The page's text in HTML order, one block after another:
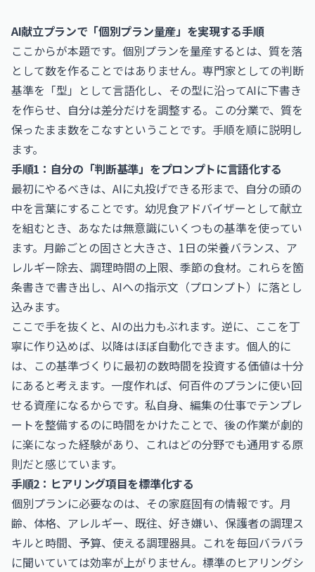
AI献立プランで「個別プラン量産」を実現する手順
ここからが本題です。個別プランを量産するとは、質を落
として数を作ることではありません。専門家としての判断
基準を「型」として言語化し、その型に沿ってAIに下書き
を作らせ、自分は差分だけを調整する。この分業で、質を
保ったまま数をこなすということです。手順を順に説明し
ます。
手順1：自分の「判断基準」をプロンプトに言語化する
最初にやるべきは、AIに丸投げできる形まで、自分の頭の
中を言葉にすることです。幼児食アドバイザーとして献立
を組むとき、あなたは無意識にいくつもの基準を使ってい
ます。月齢ごとの固さと大きさ、1日の栄養バランス、ア
レルギー除去、調理時間の上限、季節の食材。これらを箇
条書きで書き出し、AIへの指示文（プロンプト）に落とし
込みます。
ここで手を抜くと、AIの出力もぶれます。逆に、ここを丁
寧に作り込めば、以降はほぼ自動化できます。個人的に
は、この基準づくりに最初の数時間を投資する価値は十分
にあると考えます。一度作れば、何百件のプランに使い回
せる資産になるからです。私自身、編集の仕事でテンプレ
ートを整備するのに時間をかけたことで、後の作業が劇的
に楽になった経験があり、これはどの分野でも通用する原
則だと感じています。
手順2：ヒアリング項目を標準化する
個別プランに必要なのは、その家庭固有の情報です。月
齢、体格、アレルギー、既往、好き嫌い、保護者の調理ス
キルと時間、予算、使える調理器具。これを毎回バラバラ
に聞いていては効率が上がりません。標準のヒアリングシ